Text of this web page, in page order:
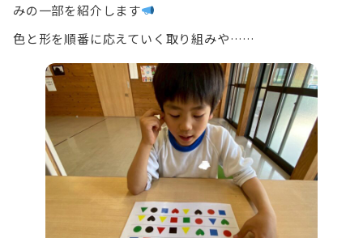
みの一部を紹介します
色と形を順番に応えていく取り組みや……